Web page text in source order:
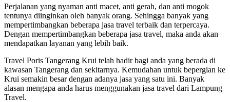
Perjalanan yang nyaman anti macet, anti gerah, dan anti mogok
tentunya diinginkan oleh banyak orang. Sehingga banyak yang
mempertimbangkan beberapa jasa travel terbaik dan terpercaya.
Dengan mempertimbangkan beberapa jasa travel, maka anda akan
mendapatkan layanan yang lebih baik.
Travel Poris Tangerang Krui telah hadir bagi anda yang berada di
kawasan Tangerang dan sekitarnya. Kemudahan untuk bepergian ke
Krui semakin besar dengan adanya jasa yang satu ini. Banyak
alasan mengapa anda harus menggunakan jasa travel dari Lampung
Travel.